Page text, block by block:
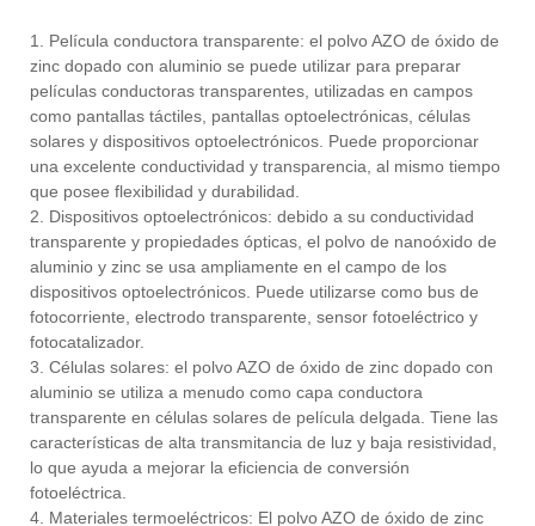
1. Película conductora transparente: el polvo AZO de óxido de
zinc dopado con aluminio se puede utilizar para preparar
películas conductoras transparentes, utilizadas en campos
como pantallas táctiles, pantallas optoelectrónicas, células
solares y dispositivos optoelectrónicos. Puede proporcionar
una excelente conductividad y transparencia, al mismo tiempo
que posee flexibilidad y durabilidad.
2. Dispositivos optoelectrónicos: debido a su conductividad
transparente y propiedades ópticas, el polvo de nanoóxido de
aluminio y zinc se usa ampliamente en el campo de los
dispositivos optoelectrónicos. Puede utilizarse como bus de
fotocorriente, electrodo transparente, sensor fotoeléctrico y
fotocatalizador.
3. Células solares: el polvo AZO de óxido de zinc dopado con
aluminio se utiliza a menudo como capa conductora
transparente en células solares de película delgada. Tiene las
características de alta transmitancia de luz y baja resistividad,
lo que ayuda a mejorar la eficiencia de conversión
fotoeléctrica.
4. Materiales termoeléctricos: El polvo AZO de óxido de zinc